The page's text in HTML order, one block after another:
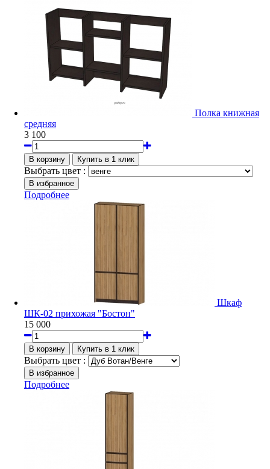
Полка книжная
средняя
3 100
Выбрать цвет :
Подробнее
Шкаф
ШК-02 прихожая "Бостон"
15 000
Выбрать цвет :
Подробнее